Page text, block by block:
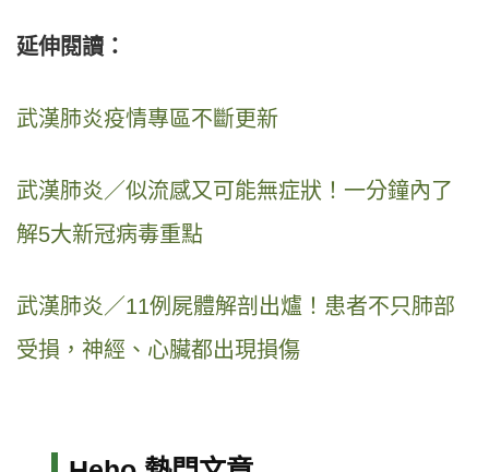
延伸閱讀：
武漢肺炎疫情專區不斷更新
武漢肺炎／似流感又可能無症狀！一分鐘內了
解5大新冠病毒重點
武漢肺炎／11例屍體解剖出爐！患者不只肺部
受損，神經、心臟都出現損傷